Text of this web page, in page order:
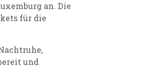
an. Die
für die
und